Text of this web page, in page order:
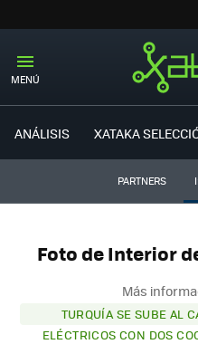
MENÚ
ANÁLISIS XATAKA
PARTNERS
Foto de Interior
Más
TURQUÍA SE SUBE AL
ELÉCTRICOS CON DOS